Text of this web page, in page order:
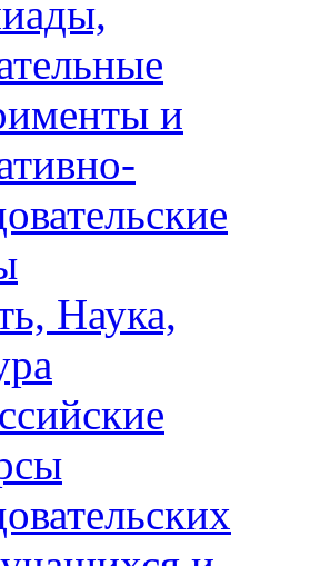
и
Наука,